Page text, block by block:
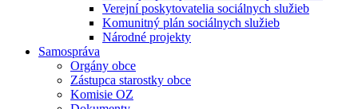
Verejní poskytovatelia sociálnych služieb
Komunitný plán sociálnych služieb
Národné projekty
Samospráva
Orgány obce
Zástupca starostky obce
Komisie OZ